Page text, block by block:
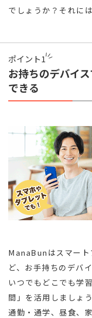
でしょうか？それに
ポイント1
お持ちのデバイ
できる
ManaBunはスマート
ど、お手持ちのデバ
いつでもどこでも学
間」を活用しましょう
通勤・通学、昼食、